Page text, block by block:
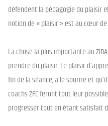
défendent la pédagogie du plaisir
notion de « plaisir » est au cœur de
La chose la plus importante au
prendre du plaisir. Le plaisir
fin de la séance, a le sourire et
coachs ZFC feront tout leur
progresser tout en étant satisfait